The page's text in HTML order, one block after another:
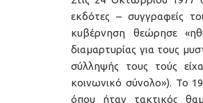
εκδότες – συγγραφείς
κυβέρνηση θεώρησε
διαμαρτυρίας για τους
σύλληψής τους τούς
κοινωνικό σύνολο»). Το
όπου ήταν τακτικός